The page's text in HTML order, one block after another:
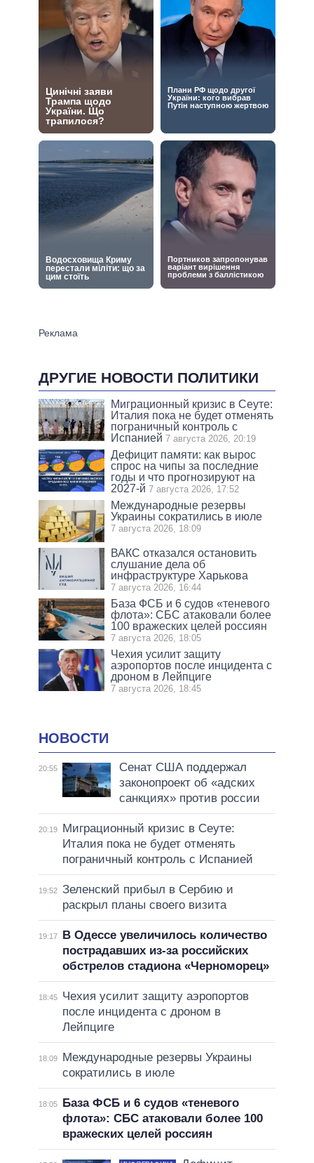
ДРУГИЕ НОВОСТИ ПОЛИТИКИ
Миграционный кризис в Сеуте:
Италия пока не будет отменять
пограничный контроль с
Испанией 7 августа 2026, 20:19
Дефицит памяти: как вырос
спрос на чипы за последние
годы и что прогнозируют на
2027-й 7 августа 2026, 17:52
Международные резервы
Украины сократились в июле
7 августа 2026, 18:09
ВАКС отказался остановить
слушание дела об
инфраструктуре Харькова
7 августа 2026, 16:44
База ФСБ и 6 судов «теневого
флота»: СБС атаковали более
100 вражеских целей россиян
7 августа 2026, 18:05
Чехия усилит защиту
аэропортов после инцидента с
дроном в Лейпциге
7 августа 2026, 18:45
НОВОСТИ
20:55
Сенат США поддержал
законопроект об «адских
санкциях» против россии
20:19
Миграционный кризис в Сеуте:
Италия пока не будет отменять
пограничный контроль с Испанией
19:52 Зеленский прибыл в Сербию и
раскрыл планы своего визита
19:17
В Одессе увеличилось количество
пострадавших из-за российских
обстрелов стадиона «Черноморец»
18:45
Чехия усилит защиту аэропортов
после инцидента с дроном в
Лейпциге
18:09
Международные резервы Украины
сократились в июле
18:05
База ФСБ и 6 судов «теневого
флота»: СБС атаковали более 100
вражеских целей россиян